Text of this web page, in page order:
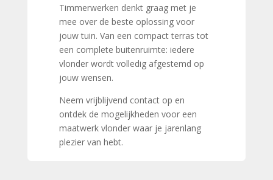
Timmerwerken denkt graag met je
mee over de beste oplossing voor
jouw tuin. Van een compact terras tot
een complete buitenruimte: iedere
vlonder wordt volledig afgestemd op
jouw wensen.
Neem vrijblijvend contact op en
ontdek de mogelijkheden voor een
maatwerk vlonder waar je jarenlang
plezier van hebt.